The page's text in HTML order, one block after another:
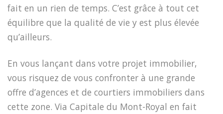
fait en un rien de temps. C’est grâce à tout cet
équilibre que la qualité de vie y est plus élevée
qu’ailleurs.
En vous lançant dans votre projet immobilier,
vous risquez de vous confronter à une grande
offre d’agences et de courtiers immobiliers dans
cette zone. Via Capitale du Mont-Royal en fait